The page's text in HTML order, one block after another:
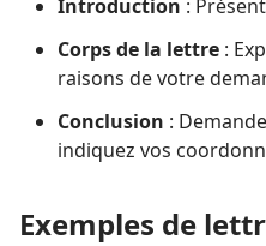
Introduction :
Corps de la lettre :
raisons de votre
Conclusion :
indiquez vos
Exemples de